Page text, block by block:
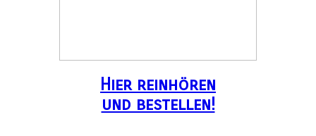
Hier reinhören
und bestellen!